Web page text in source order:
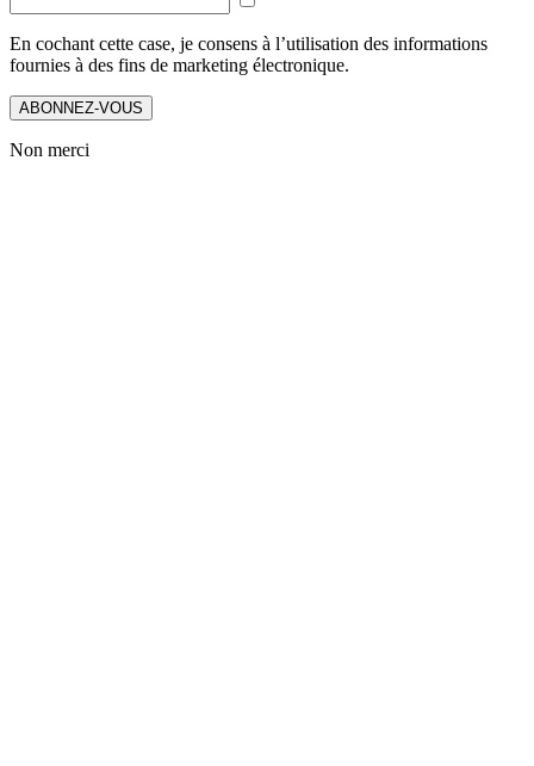
En cochant cette case, je consens à l’utilisation des informations
fournies à des fins de marketing électronique.
ABONNEZ-VOUS
Non merci